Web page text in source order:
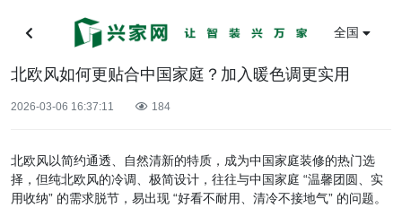
全国
北欧风如何更贴合中国家庭？加入暖色调更实用
2026-03-06 16:37:11 184
北欧风以简约通透、自然清新的特质，成为中国家庭装修的热门选
择，但纯北欧风的冷调、极简设计，往往与中国家庭 “温馨团圆、实
用收纳” 的需求脱节，易出现 “好看不耐用、清冷不接地气” 的问题。